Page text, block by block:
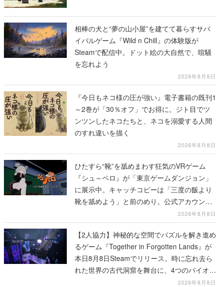
相棒の犬と“夢の山小屋”を建てて暮らすサバ
イバルゲーム『Wild n Chill』の体験版が
Steamで配信中。ドット絵の大自然で、喧騒
を忘れよう
2026年8月8日
『今日もネコ様の圧が強い』電子書籍の既刊1
～2巻が「30％オフ」でお得に。ジト目でツ
ンツンしたネコたちと、ネコを溺愛する人間
のすれ違いを描く
2026年8月8日
ひたすら“靴”を舐めまわす狂気のVRゲーム
『シュ～ペロ』が「東京ゲームダンジョン」
に展示中。キャッチコピーは「三度の飯より
靴を舐めよう」と前のめり。公式アカウント
も開設され、2026年リリースに向けて開発中
2026年8月8日
【2人協力】神秘的な空間でパズルを解き進め
るゲーム『Together in Forgotten Lands』が
本日8月8日Steamでリリース。時に忘れ去ら
れた世界の古代洞窟を舞台に、4つのバイオー
2026年8月8日